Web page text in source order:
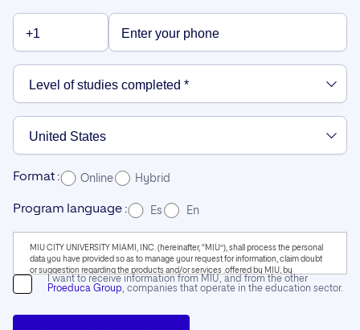
Program language : Es En
Format : Online Hybrid
MIU CITY UNIVERSITY MIAMI, INC. (hereinafter, “MIU”), shall process the personal
data you have provided so as to manage your request for information, claim doubt
or suggestion regarding the products and/or services .offered by MIU, by
telephone, and to keep you up to date with our activities.We also inform you that we
will profile your personal data with the aim of sending you information tailored to
your consent and exercise your rights under articles 15 to 22 of EU Regulation
I want to receive information from MIU, and from the other
Proeduca Group, companies that operate in the education sector.